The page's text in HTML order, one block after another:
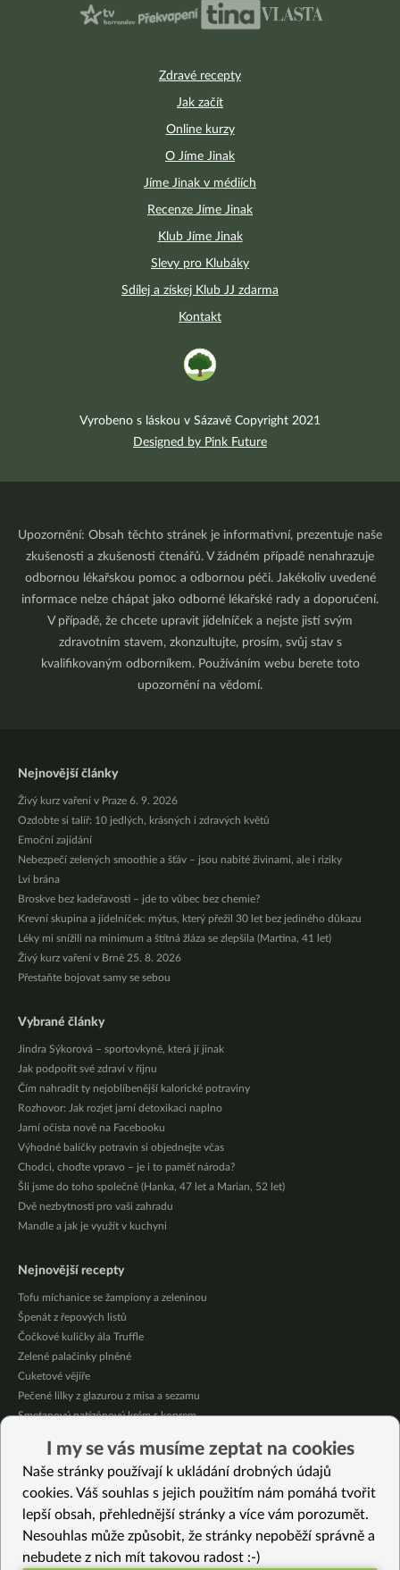
Zdravé recepty
Jak začít
Online kurzy
O Jíme Jinak
Jíme Jinak v médiích
Recenze Jíme Jinak
Klub Jíme Jinak
Slevy pro Klubáky
Sdílej a získej Klub JJ zdarma
Kontakt
Vyrobeno s láskou v Sázavě Copyright 2021
Designed by Pink Future
Upozornění: Obsah těchto stránek je informativní, prezentuje naše
zkušenosti a zkušenosti čtenářů. V žádném případě nenahrazuje
odbornou lékařskou pomoc a odbornou péči. Jakékoliv uvedené
informace nelze chápat jako odborné lékařské rady a doporučení.
V případě, že chcete upravit jídelníček a nejste jistí svým
zdravotním stavem, zkonzultujte, prosím, svůj stav s
kvalifikovaným odborníkem. Používáním webu berete toto
upozornění na vědomí.
Nejnovější články
Živý kurz vaření v Praze 6. 9. 2026
Ozdobte si talíř: 10 jedlých, krásných i zdravých květů
Emoční zajídání
Nebezpečí zelených smoothie a šťáv – jsou nabité živinami, ale i riziky
Lví brána
Broskve bez kadeřavosti – jde to vůbec bez chemie?
Krevní skupina a jídelníček: mýtus, který přežil 30 let bez jediného důkazu
Léky mi snížili na minimum a štítná žláza se zlepšila (Martina, 41 let)
Živý kurz vaření v Brně 25. 8. 2026
Přestaňte bojovat samy se sebou
Vybrané články
Jindra Sýkorová – sportovkyně, která jí jinak
Jak podpořit své zdraví v říjnu
Čím nahradit ty nejoblíbenější kalorické potraviny
Rozhovor: Jak rozjet jarní detoxikaci naplno
Jarní očista nově na Facebooku
Výhodné balíčky potravin si objednejte včas
Chodci, choďte vpravo – je i to paměť národa?
Šli jsme do toho společně (Hanka, 47 let a Marian, 52 let)
Dvě nezbytnosti pro vaši zahradu
Mandle a jak je využít v kuchyni
Nejnovější recepty
Tofu míchanice se žampiony a zeleninou
Špenát z řepových listů
Čočkové kuličky ála Truffle
Zelené palačinky plněné
Cuketové vějíře
Pečené lilky z glazurou z misa a sezamu
Smetanový patizónový krém s koprem
Pikantní mexická kukuřice se “sýrovou” omáčkou
Citrónové jablečné muffiny se sójovou šlehačkou
Vybrané recepty
Zelenina s pečenou rýží
I my se vás musíme zeptat na cookies
Naše stránky používají k ukládání drobných údajů
cookies. Váš souhlas s jejich použitím nám pomáhá tvořit
lepší obsah, přehlednější stránky a více vám porozumět.
Nesouhlas může způsobit, že stránky nepoběží správně a
nebudete z nich mít takovou radost :-)